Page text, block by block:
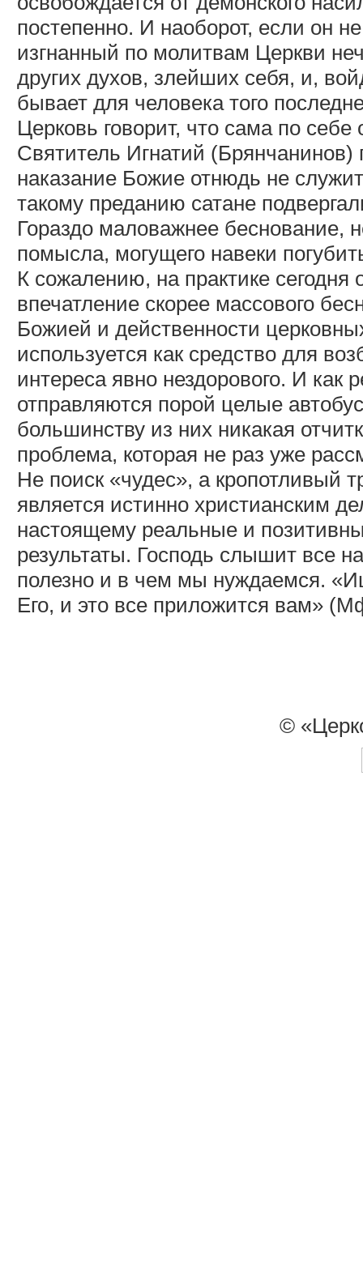
постепенно. И наоборот, если он
изгнанный по молитвам Церкви
других духов, злейших себя, и,
бывает для человека того
Церковь говорит, что сама по
Святитель Игнатий
наказание Божие отнюдь не
такому преданию сатане
Гораздо маловажнее беснование,
помысла, могущего навеки
К сожалению, на практике
впечатление скорее массового
Божией и действенности
используется как средство для
интереса явно нездорового. И как
отправляются порой целые
большинству из них никакая
проблема, которая не раз уже
Не поиск «чудес», а кропотливый
является истинно христианским
настоящему реальные и
результаты. Господь слышит все
полезно и в чем мы нуждаемся.
Его, и это все приложится вам»
©